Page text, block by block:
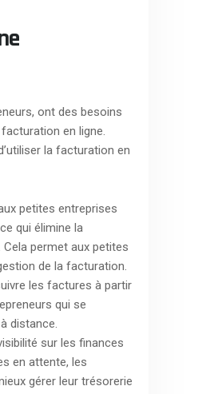
ont des besoins
en ligne.
la facturation en
petites entreprises
qui élimine la
permet aux petites
de la facturation.
les factures à partir
qui se
distance.
sur les finances
en attente, les
gérer leur trésorerie